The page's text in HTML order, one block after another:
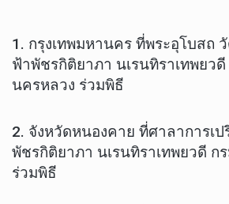
1. กรุงเทพมหานคร ที่พระอุโบสถ
ฟ้าพัชรกิติยาภา นเรนทิราเทพยว
นครหลวง ร่วมพิธี
2. จังหวัดหนองคาย ที่ศาลาการเ
พัชรกิติยาภา นเรนทิราเทพยวดี
ร่วมพิธี